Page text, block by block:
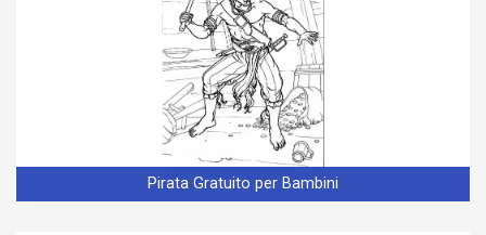
Pirata Gratuito per Bambini